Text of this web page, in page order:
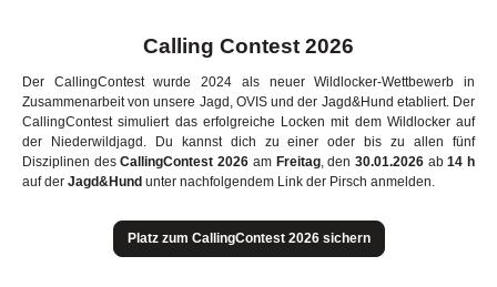
Calling Contest 2026
Der CallingContest wurde 2024 als neuer Wildlocker-Wettbewerb in
Zusammenarbeit von unsere Jagd, OVIS und der Jagd&Hund etabliert. Der
CallingContest simuliert das erfolgreiche Locken mit dem Wildlocker auf
der Niederwildjagd. Du kannst dich zu einer oder bis zu allen fünf
Disziplinen desCallingContest 2026 am Freitag, den 30.01.2026ab14 h
auf der Jagd&Hund unter nachfolgendem Link der Pirsch anmelden.
Platz zum CallingContest 2026 sichern